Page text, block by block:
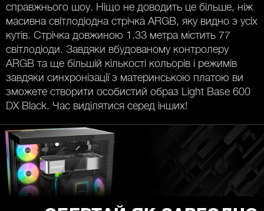
справжнього шоу. Ніщо не доводить це більше, ніж
масивна світлодіодна стрічка ARGB, яку видно з усіх
кутів. Стрічка довжиною 1.33 метра містить 77
світлодіоди. Завдяки вбудованому контролеру
ARGB та ще більшій кількості кольорів і режимів
завдяки синхронізації з материнською платою ви
зможете створити особистий образ Light Base 600
DX Black. Час виділятися серед інших!